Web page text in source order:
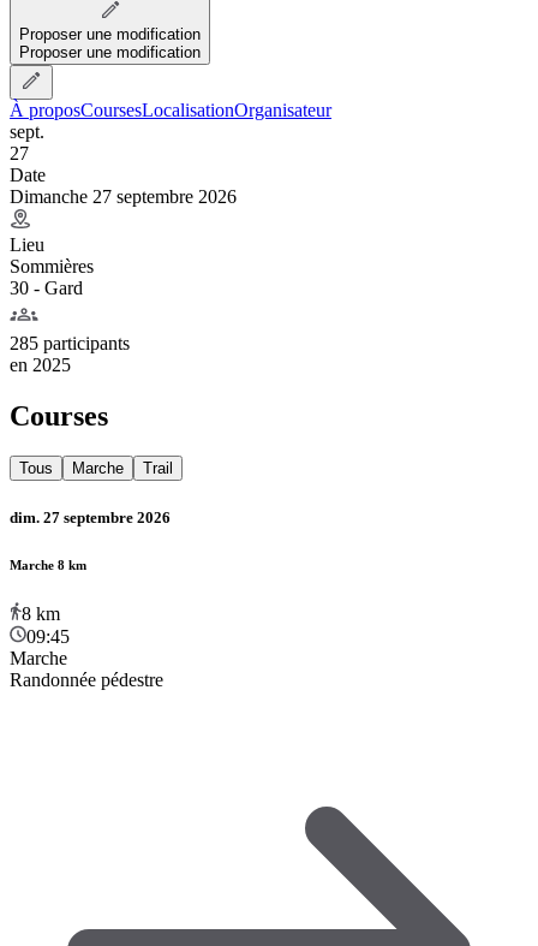
Proposer une modification
Proposer une modification
À proposCoursesLocalisationOrganisateur
sept.
27
Date
Dimanche 27 septembre 2026
Lieu
Sommières
30 - Gard
285 participants
en 2025
Courses
Tous Marche Trail
dim. 27 septembre 2026
Marche 8 km
8 km
09:45
Marche
Randonnée pédestre